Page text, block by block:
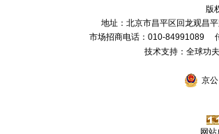
版
地址：北京市昌平区回龙观昌
市场招商电话：010-84991089
技术支持：全球
京公
网